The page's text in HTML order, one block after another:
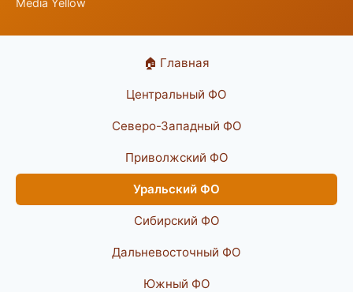
Media Yellow
🏠 Главная
Центральный ФО
Северо-Западный ФО
Приволжский ФО
Уральский ФО
Сибирский ФО
Дальневосточный ФО
Южный ФО